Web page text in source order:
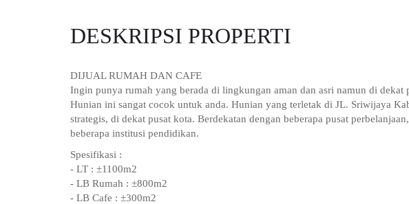
DESKRIPSI PROPERTI
DIJUAL RUMAH DAN CAFE
Ingin punya rumah yang berada di lingkungan aman dan asri namun di dekat
Hunian ini sangat cocok untuk anda. Hunian yang terletak di JL. Sriwijaya
strategis, di dekat pusat kota. Berdekatan dengan beberapa pusat
beberapa institusi pendidikan.
Spesifikasi :
- LT : ±1100m2
- LB Rumah : ±800m2
- LB Cafe : ±300m2